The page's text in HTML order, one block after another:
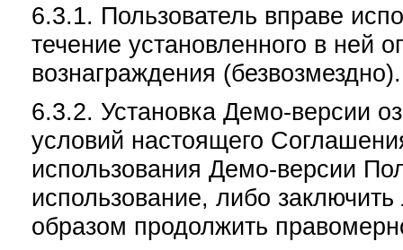
6.3.1. Пользователь вправе
течение установленного в ней
вознаграждения (безвозмездно).
6.3.2. Установка Демо-версии
условий настоящего
использования Демо-версии
использование, либо
образом продолжить